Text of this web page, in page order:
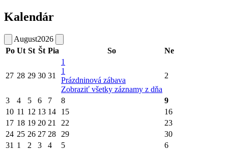
Kalendár
August2026
Po Ut St Št Pia So Ne
27 28 29 30 31
1
1
Prázdninová zábava
Zobraziť všetky záznamy z dňa
2
3 4 5 6 7 8
9
10 11 12 13 14 15
16
17 18 19 20 21 22
23
24 25 26 27 28 29
30
31 1 2 3 4 5 6